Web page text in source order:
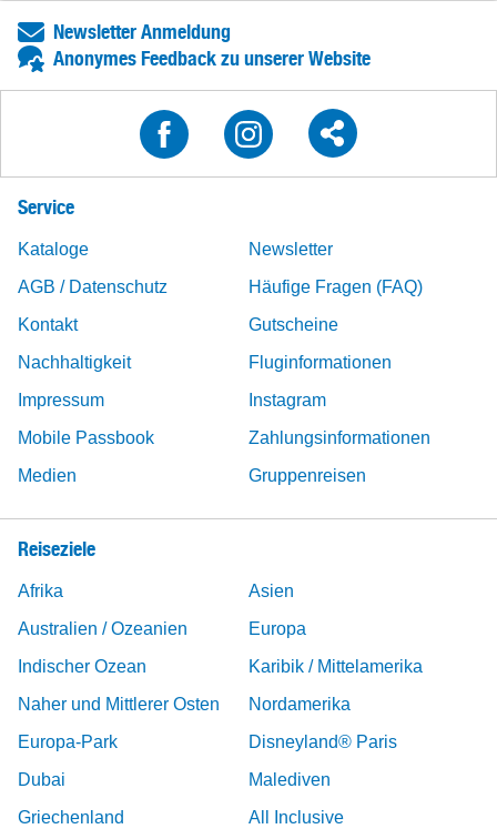
Newsletter Anmeldung
Anonymes Feedback zu unserer Website
Service
Kataloge
Newsletter
AGB / Datenschutz
Häufige Fragen (FAQ)
Kontakt
Gutscheine
Nachhaltigkeit
Fluginformationen
Impressum
Instagram
Mobile Passbook
Zahlungsinformationen
Medien
Gruppenreisen
Reiseziele
Afrika
Asien
Australien / Ozeanien
Europa
Indischer Ozean
Karibik / Mittelamerika
Naher und Mittlerer Osten
Nordamerika
Europa-Park
Disneyland® Paris
Dubai
Malediven
Griechenland
All Inclusive